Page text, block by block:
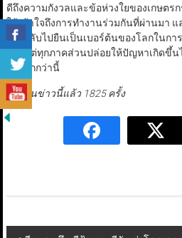
ดีถึงความกังวลและข้อห่วงใยของเกษตร
ให้เข้าใจถึงการทำงานร่วมกันที่ผ่านมา แ
ต้องกลับไปยืนเป็นเบอร์ต้นของโลกในกา
หากแต่ทุกภาคส่วนปล่อยให้ปัญหาเกิดขึ้น
ไปมากกว่านี้
มีผู้อ่านข่าวนี้แล้ว 1825 ครั้ง